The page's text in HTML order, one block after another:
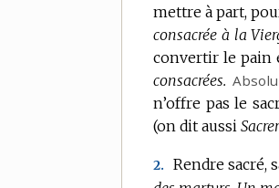
mettre à part,
consacrée à la
convertir le pain
consacrées.
n’offre pas le
(on dit aussi Sacrer
2. Rendre sacré,